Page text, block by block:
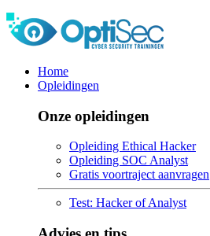
Home
Opleidingen
Onze opleidingen
Opleiding Ethical Hacker
Opleiding SOC Analyst
Gratis voortraject aanvragen
Test: Hacker of Analyst